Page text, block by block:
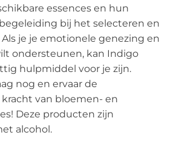
essences en hun
bij het selecteren en
je je emotionele genezing en
ondersteunen, kan Indigo
hulpmiddel voor je zijn.
nog en ervaar de
van bloemen- en
Deze producten zijn
alcohol.